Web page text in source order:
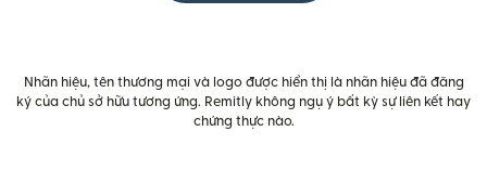
Nhãn hiệu, tên thương mại và logo được hiển thị là nhãn hiệu đã đăng
ký của chủ sở hữu tương ứng. Remitly không ngụ ý bất kỳ sự liên kết hay
chứng thực nào.